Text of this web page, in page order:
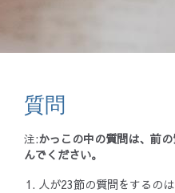
質問
注:かっこの中の質問は、前
んでください。
人が23節の質問をするの